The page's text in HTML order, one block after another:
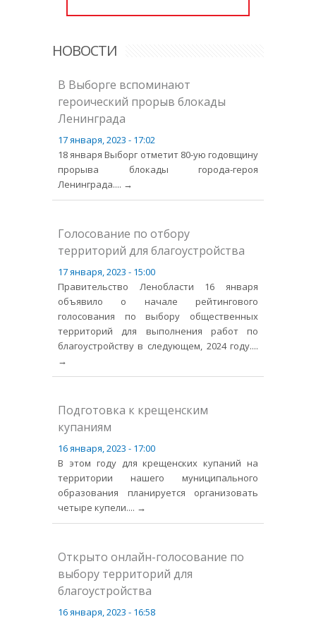
НОВОСТИ
В Выборге вспоминают
героический прорыв блокады
Ленинграда
17 января, 2023 - 17:02
18 января Выборг отметит 80-ую годовщину
прорыва блокады города-героя
Ленинграда.... →
Голосование по отбору
территорий для благоустройства
17 января, 2023 - 15:00
Правительство Ленобласти 16 января
объявило о начале рейтингового
голосования по выбору общественных
территорий для выполнения работ по
благоустройству в следующем, 2024 году....
→
Подготовка к крещенским
купаниям
16 января, 2023 - 17:00
В этом году для крещенских купаний на
территории нашего муниципального
образования планируется организовать
четыре купели.... →
Открыто онлайн-голосование по
выбору территорий для
благоустройства
16 января, 2023 - 16:58